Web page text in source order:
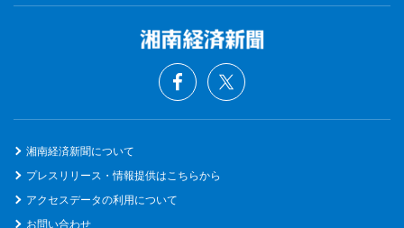
湘南経済新聞について
プレスリリース・情報提供はこちらから
アクセスデータの利用について
お問い合わせ